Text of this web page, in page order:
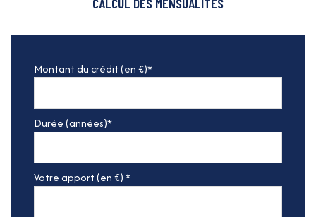
Montant du crédit (en €)*
Durée (années)*
Votre apport (en €) *